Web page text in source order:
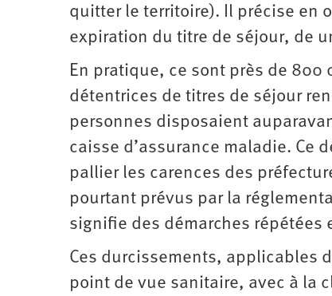
quitter le territoire). Il précise en
expiration du titre de séjour, de
En pratique, ce sont près de
détentrices de titres de séjour
personnes disposaient
caisse d’assurance maladie. Ce
pallier les carences des
pourtant prévus par la
signifie des démarches répétées
Ces durcissements, applicables
point de vue sanitaire, avec à la